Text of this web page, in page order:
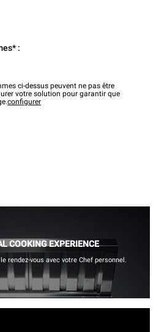
:
ci-dessus peuvent ne pas être
votre solution pour garantir que
configurer
COOKING EXPERIENCE
rendez-vous avec votre Chef personnel.